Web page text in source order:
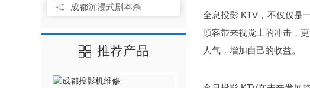
成都沉浸式剧本杀
推荐产品
全息投影 KTV，不仅仅是
顾客带来视觉上的冲击，
人气，增加自己的收益。